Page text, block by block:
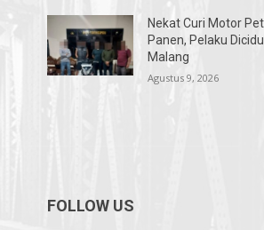
Nekat Curi Motor
Panen, Pelaku
Malang
Agustus 9, 2026
FOLLOW US